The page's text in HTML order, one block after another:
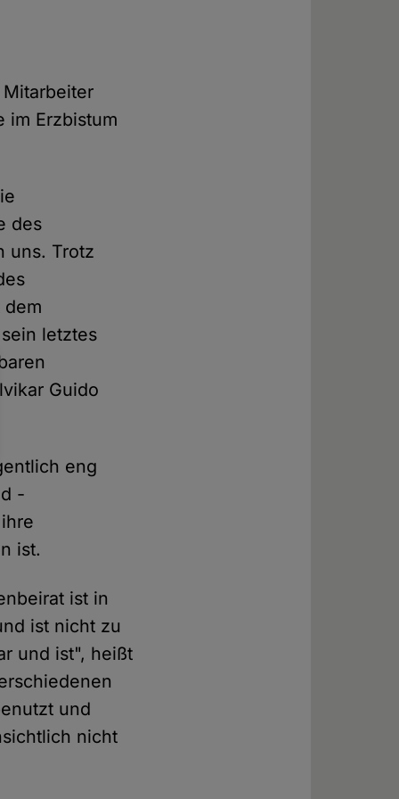
im Erzbistum
des
uns. Trotz
letztes
Guido
eng
-
ist.
ist in
ist nicht zu
und ist", heißt
und
nicht